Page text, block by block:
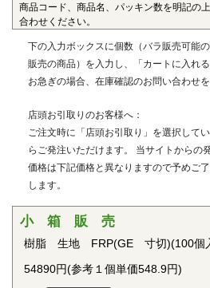
■ポリエーテルエーテルケトン(PEEK)
半結晶性の最高級性能を有するスー
プラスチックです。エンプラのなか
す。また、耐熱性、耐摩耗性、耐燃
れ、OA機器分野、自動車分野、IC
用治具などで用いられています。
おける登録商標です。
■ポリプロピレン(PP)
〇連続使用温度115℃（UL認定温度）
結晶性の代表的な汎用プラスチック
プラスチックのなかでも最も軽く、
性、電気的特性にも優れ、応用範囲
商品コード、商品名、パッキン数を明記の
合わせください。
下の入力ボックスに個数（バラ販売可能
販売の商品）を入力し、「カートに入れ
お急ぎの場合、在庫確認のお問い合わせを
店頭お引取りのお客様へ：
ご注文時に「店頭お引取り」を選択して
らご発注いただけます。 当サイトからの
価格は下記価格と異なりますので予めご
します。
小 箱 販 売
樹脂 生地 FRP(GE 寸切)(100
54890円(参考１個単価548.9円)